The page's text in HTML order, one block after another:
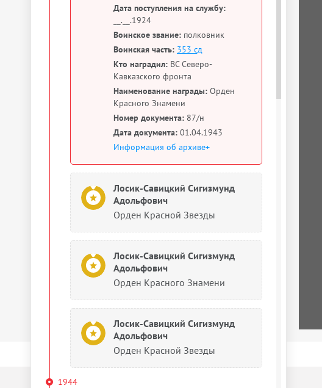
Дата поступления на службу:
__.__.1924
Воинское звание: полковник
Воинская часть: 353 сд
Кто наградил: ВС Северо-
Кавказского фронта
Наименование награды: Орден
Красного Знамени
Номер документа: 87/н
Дата документа: 01.04.1943
Информация об архиве+
Лосик-Савицкий Сигизмунд
Адольфович
Орден Красной Звезды
Лосик-Савицкий Сигизмунд
Адольфович
Орден Красного Знамени
Лосик-Савицкий Сигизмунд
Адольфович
Орден Красной Звезды
1944